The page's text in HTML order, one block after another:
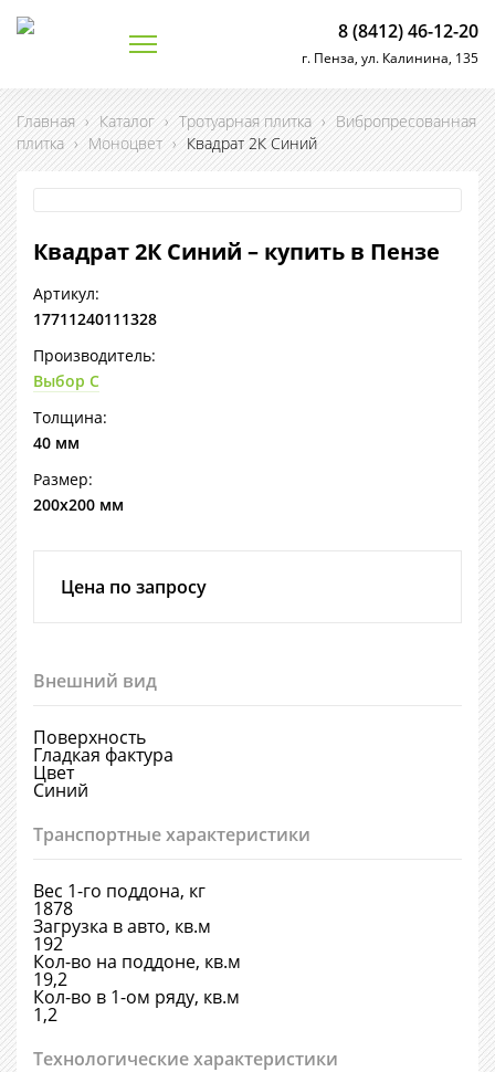
8 (8412) 46-12-20
г. Пенза, ул. Калинина, 135
Главная › Каталог › Тротуарная плитка › Вибропресованная
плитка › Моноцвет › Квадрат 2К Синий
Квадрат 2К Синий – купить в Пензе
Артикул:
17711240111328
Производитель:
Выбор С
Толщина:
40 мм
Размер:
200х200 мм
Цена по запросу
Внешний вид
Поверхность
Гладкая фактура
Цвет
Синий
Транспортные характеристики
Вес 1-го поддона, кг
1878
Загрузка в авто, кв.м
192
Кол-во на поддоне, кв.м
19,2
Кол-во в 1-ом ряду, кв.м
1,2
Технологические характеристики